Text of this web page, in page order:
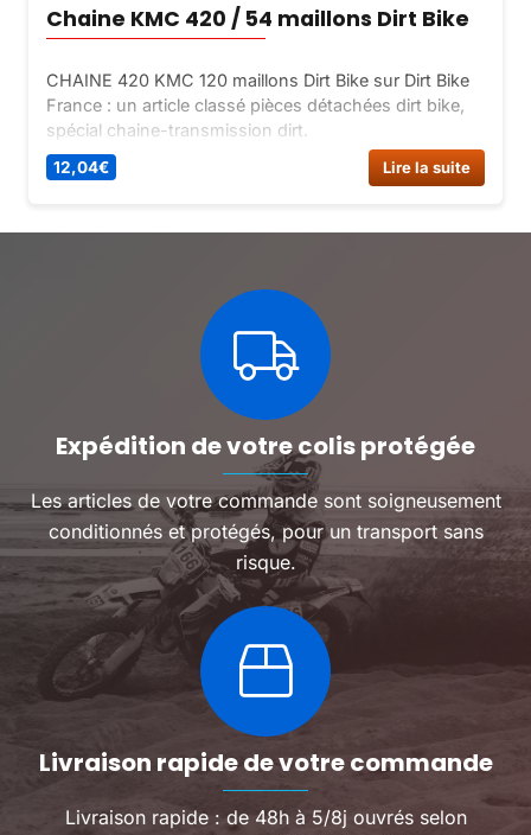
Chaine KMC 420 / 54 maillons Dirt Bike
CHAINE 420 KMC 120 maillons Dirt Bike sur Dirt Bike
France : un article classé pièces détachées dirt bike,
spécial chaine-transmission dirt.
12,04€ Lire la suite
Expédition de votre colis protégée
Les articles de votre commande sont soigneusement
conditionnés et protégés, pour un transport sans
risque.
Livraison rapide de votre commande
Livraison rapide : de 48h à 5/8j ouvrés selon